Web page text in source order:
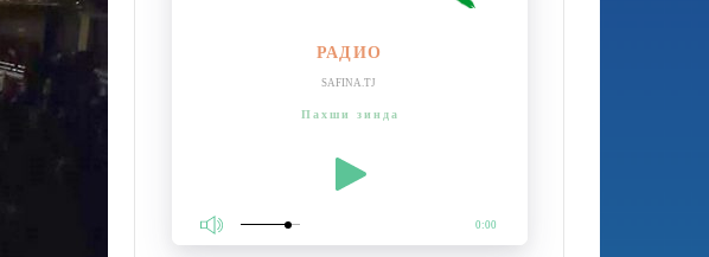
РАДИО
SAFINA.TJ
Пахши зинда
0:00